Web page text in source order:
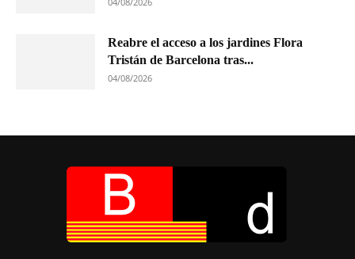
Reabre el acceso a los jardines Flora
Tristán de Barcelona tras...
04/08/2026